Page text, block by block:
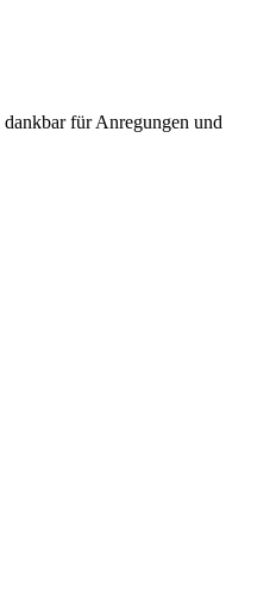
für Anregungen und